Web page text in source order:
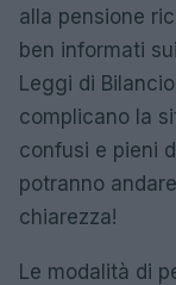
alla pensione
ben informati
Leggi di
complicano la
confusi e pieni
potranno
chiarezza!
Le modalità di